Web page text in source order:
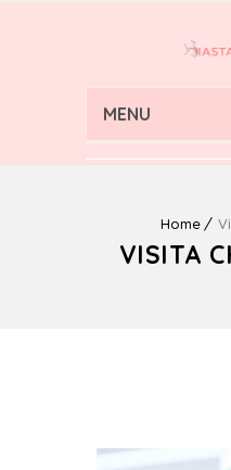
MENU
Home
VISITA